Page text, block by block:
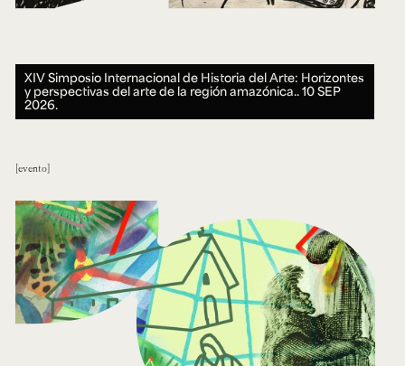
XIV Simposio Internacional de Historia del Arte: Horizontes
y perspectivas del arte de la región amazónica..10 SEP
2026.
evento